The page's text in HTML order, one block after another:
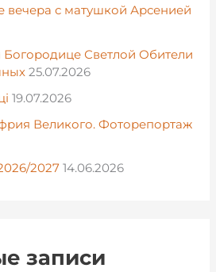
с матушкой Арсенией
Богородице Светлой Обители
25.07.2026
19.07.2026
Великого. Фоторепортаж
2027 14.06.2026
записи